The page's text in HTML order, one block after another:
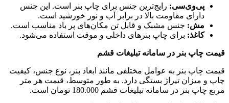
پی‌وی‌سی: رایج‌ترین جنس برای چاپ بنر است. این جنس
دارای مقاومت بالا در برابر آب و نور خورشید است.
مش: جنس مشبک و قابل تن مکان‌های پر باد مناسب است.
کاغذ: برای چاپ بنرهای داخلی و موقت استفاده می‌شود.
قیمت چاپ بنر در سامانه تبلیغات قشم
قیمت چاپ بنر به عوامل مختلفی مانند ابعاد بنر، نوع جنس، کیفیت
چاپ و میزان تیراژ بستگی دارد. به طور متوسط، قیمت هر متر
مربع چاپ بنر در سامانه تبلیغات قشم 180.000 تومان است.